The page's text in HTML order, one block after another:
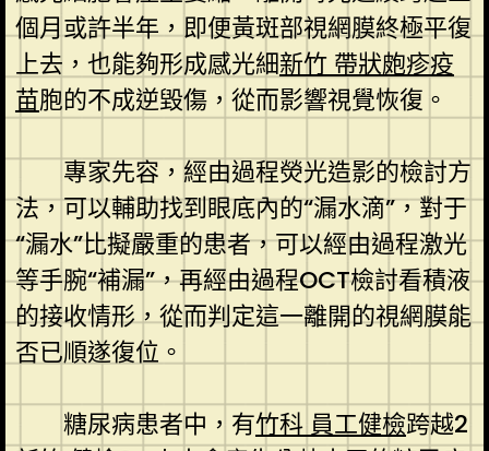
個月或許半年，即便黃斑部視網膜終極平復
上去，也能夠形成感光細新竹 帶狀皰疹疫
苗胞的不成逆毀傷，從而影響視覺恢復。
專家先容，經由過程熒光造影的檢討方
法，可以輔助找到眼底內的“漏水滴”，對于
“漏水”比擬嚴重的患者，可以經由過程激光
等手腕“補漏”，再經由過程OCT檢討看積液
的接收情形，從而判定這一離開的視網膜能
否已順遂復位。
糖尿病患者中，有竹科 員工健檢跨越2